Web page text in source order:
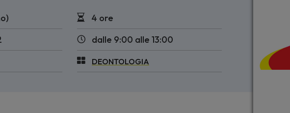
4 ore
dalle 9:00 alle 13:00
DEONTOLOGIA